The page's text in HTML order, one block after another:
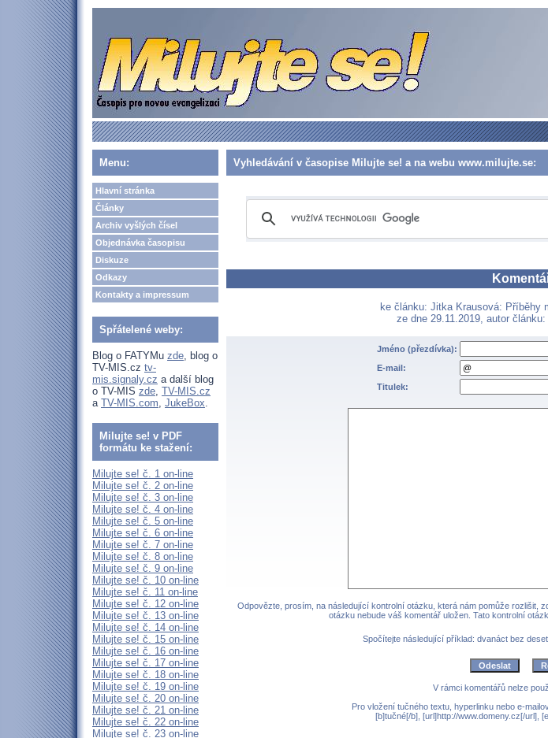
Menu:
Hlavní stránka
Články
Archiv vyšlých čísel
Objednávka časopisu
Diskuze
Odkazy
Kontakty a impressum
Spřátelené weby:
Blog o FATYMu zde, blog o
TV-MIS.cz tv-
mis.signaly.cz a další blog
o TV-MIS zde, TV-MIS.cz
a TV-MIS.com, JukeBox.
Milujte se! v PDF
formátu ke stažení:
Milujte se! č. 1 on-line
Milujte se! č. 2 on-line
Milujte se! č. 3 on-line
Milujte se! č. 4 on-line
Milujte se! č. 5 on-line
Milujte se! č. 6 on-line
Milujte se! č. 7 on-line
Milujte se! č. 8 on-line
Milujte se! č. 9 on-line
Milujte se! č. 10 on-line
Milujte se! č. 11 on-line
Milujte se! č. 12 on-line
Milujte se! č. 13 on-line
Milujte se! č. 14 on-line
Milujte se! č. 15 on-line
Milujte se! č. 16 on-line
Milujte se! č. 17 on-line
Milujte se! č. 18 on-line
Milujte se! č. 19 on-line
Milujte se! č. 20 on-line
Milujte se! č. 21 on-line
Milujte se! č. 22 on-line
Milujte se! č. 23 on-line
Vyhledávání v časopise Milujte se! a na webu www.milujte.se:
ke článku: Jitka Krausová: Příběhy
ze dne 29.11.2019, autor článku:
Jméno (přezdívka):
E-mail:
Titulek:
Odpovězte, prosím, na následující kontrolní otázku, která nám pomůže rozlišit,
otázku nebude váš komentář uložen. Tato kontrolní
Spočítejte následující příklad: dvanáct bez
V rámci komentářů nelze
Pro vložení tučného textu, hyperlinku nebo e-
[b]tučné[/b], [url]http://www.domeny.cz[/url],